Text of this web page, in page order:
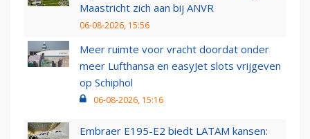
Maastricht zich aan bij ANVR
06-08-2026, 15:56
Meer ruimte voor vracht doordat onder
meer Lufthansa en easyJet slots vrijgeven
op Schiphol
06-08-2026, 15:16
Embraer E195-E2 biedt LATAM kansen: